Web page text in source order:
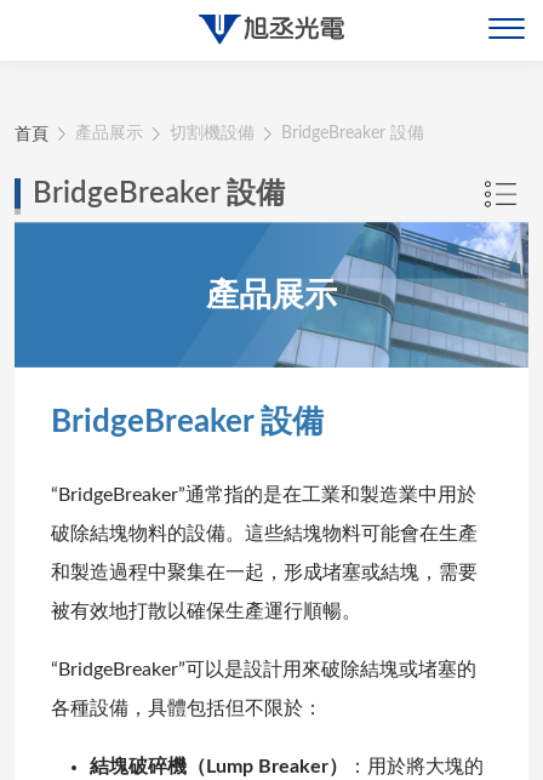
最新消息
產品展示
聯絡旭丞
首頁 產品展示 切割機設備 BridgeBreaker 設備
BridgeBreaker 設備
產品展示
BridgeBreaker 設備
“BridgeBreaker”通常指的是在工業和製造業中用於
破除結塊物料的設備。這些結塊物料可能會在生產
和製造過程中聚集在一起，形成堵塞或結塊，需要
被有效地打散以確保生產運行順暢。
“BridgeBreaker”可以是設計用來破除結塊或堵塞的
各種設備，具體包括但不限於：
結塊破碎機（Lump Breaker）
：用於將大塊的